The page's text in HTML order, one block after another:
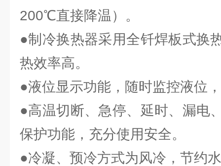
200℃直接降温）。
●制冷换热器采用全钎焊板式换
热效率高。
●液位显示功能，随时监控液位
●高温切断、急停、延时、漏电
保护功能，充分使用安全。
●冷凝、预冷方式为风冷，节约